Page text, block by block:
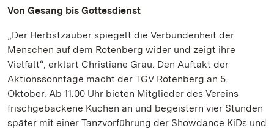
Von Gesang bis Gottesdienst
„Der Herbstzauber spiegelt die Verbundenheit der
Menschen auf dem Rotenberg wider und zeigt ihre
Vielfalt“, erklärt Christiane Grau. Den Auftakt der
Aktionssonntage macht der TGV Rotenberg an 5.
Oktober. Ab 11.00 Uhr bieten Mitglieder des Vereins
frischgebackene Kuchen an und begeistern vier Stunden
später mit einer Tanzvorführung der Showdance KiDs und